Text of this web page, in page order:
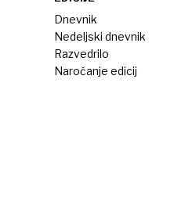
Dnevnik
Nedeljski dnevnik
Razvedrilo
Naročanje edicij